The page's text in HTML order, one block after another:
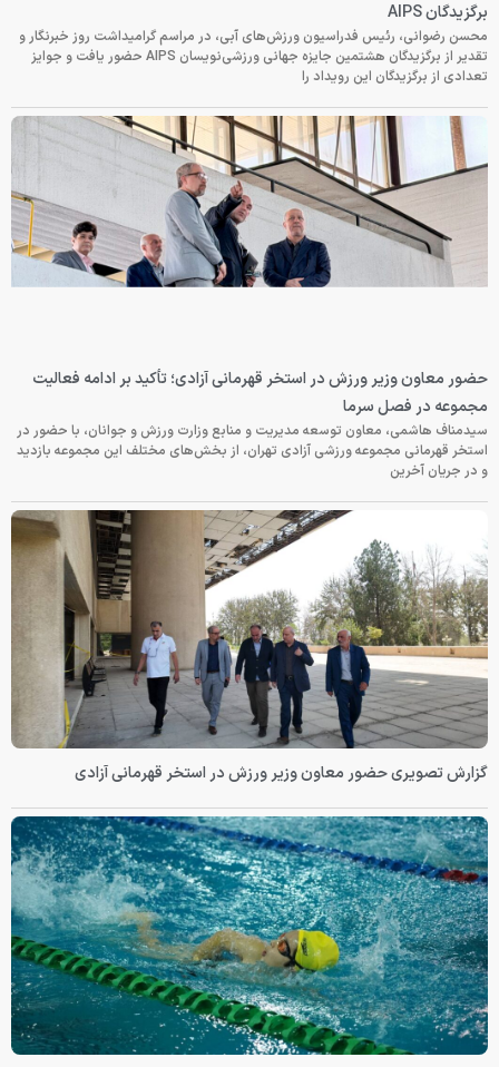
برگزیدگان AIPS
محسن رضوانی، رئیس فدراسیون ورزش‌های آبی، در مراسم گرامیداشت روز خبرنگار و
تقدیر از برگزیدگان هشتمین جایزه جهانی ورزشی‌نویسان AIPS حضور یافت و جوایز
تعدادی از برگزیدگان این رویداد را
حضور معاون وزیر ورزش در استخر قهرمانی آزادی؛ تأکید بر ادامه فعالیت
مجموعه در فصل سرما
سیدمناف هاشمی، معاون توسعه مدیریت و منابع وزارت ورزش و جوانان، با حضور در
استخر قهرمانی مجموعه ورزشی آزادی تهران، از بخش‌های مختلف این مجموعه بازدید
و در جریان آخرین
گزارش تصویری حضور معاون وزیر ورزش در استخر قهرمانی آزادی